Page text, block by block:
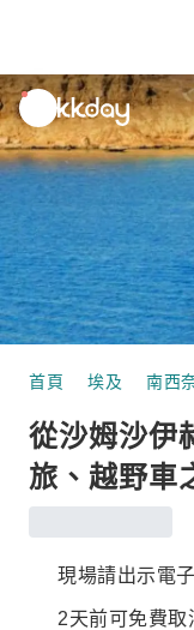
unread
notifications
首頁 埃及 南西
從沙姆沙伊
旅、越野車
現場請出示電
2天前可免費取